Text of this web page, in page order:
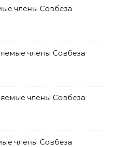
члены Совбеза
члены Совбеза
члены Совбеза
члены Совбеза